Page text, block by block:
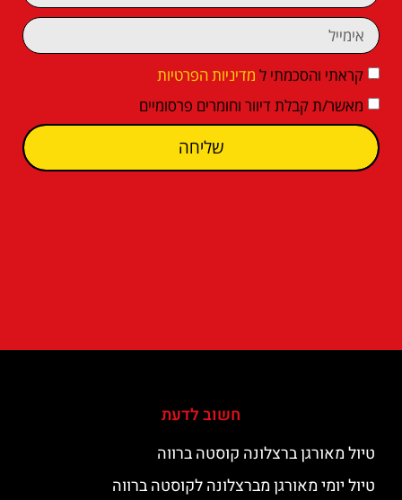
קראתי והסכמתי ל מדיניות הפרטיות
מאשר/ת קבלת דיוור וחומרים פרסומיים
שליחה
חשוב לדעת
טיול מאורגן ברצלונה קוסטה ברווה
טיול יומי מאורגן מברצלונה לקוסטה ברווה